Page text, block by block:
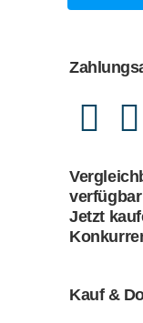
quantity
Jetzt
Kauf &